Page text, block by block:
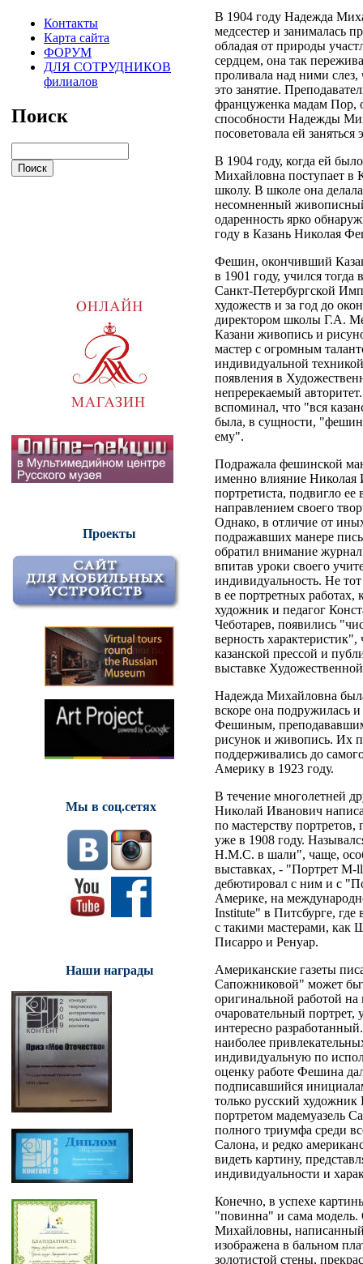
Контакты
Карта сайта
ФОРУМ
ДЛЯ СОТРУДНИКОВ
филиалов
Поиск
Проекты
Мы в соц.сетях
Наши награды
В 1904 году Надежда
медсестер и занималась
обладая от природы
сердцем, она так
проливала над ними
это занятие.
француженка мадам Пор,
способности Надежды
посоветовала ей заняться
В 1904 году, когда ей
Михайловна поступает в
школу. В школе она
несомненный
одаренность ярко
году в Казань Николая
Фешин, окончивший
в 1901 году, учился тогда
Санкт-Петербургской
художеств и за год до
директором школы Г.А.
Казани живопись и
мастер с огромным
индивидуальной
появления в
непререкаемый
вспоминал, что "вся
была, в сущности,
ему".
Подражала фешинской
именно влияние Николая
портретиста, подвигло
направлением своего
Однако, в отличие от
подражавших манере
обратил внимание
впитав уроки своего
индивидуальность. Не
в ее портретных работах,
художник и педагог
Чеботарев, появились
верность
казанской прессой и
выставке
Надежда Михайловна
вскоре она подружилась
Фешиным,
рисунок и живопись. Их
поддерживались до
Америку в 1923 году.
В течение многолетней
Николай Иванович
по мастерству
уже в 1908 году.
Н.М.С. в шали", чаще,
выставках, - "Портрет
дебютировал с ним и с
Америке, на
Institute" в Питсбурге, где
с такими мастерами, как
Писарро и Ренуар.
Американские газеты
Сапожниковой" может
оригинальной работой на
очаровательный портрет,
интересно
наиболее
индивидуальную по
оценку работе Фешина
подписавшийся
только русский
портретом мадемуазель
полного триумфа среди
Салона, и редко
видеть картину,
индивидуальности и
Конечно, в успехе
"повинна" и сама
Михайловны, написанный
изображена в бальном
золотистой стены,